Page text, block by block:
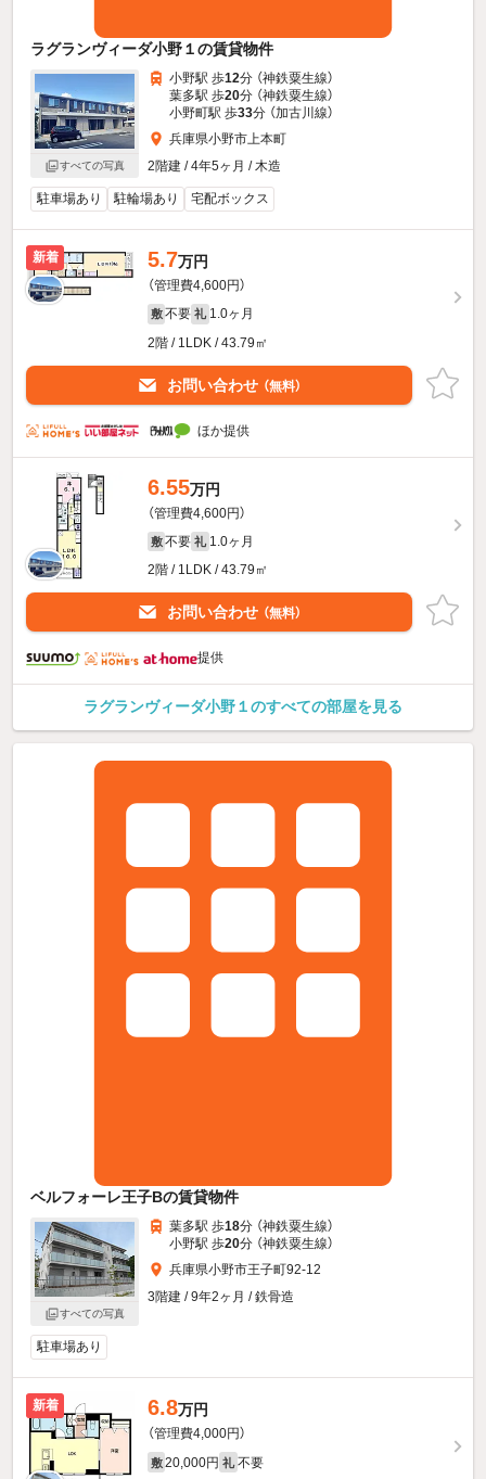
ラグランヴィーダ小野１の賃貸物件
すべての写真
小野駅 歩12分 （神鉄粟生線）
葉多駅 歩20分 （神鉄粟生線）
小野町駅 歩33分 （加古川線）
兵庫県小野市上本町
2階建 / 4年5ヶ月 / 木造
駐車場あり 駐輪場あり 宅配ボックス
新着 5.7万円
（管理費4,600円）
敷 不要 礼 1.0ヶ月
2階 / 1LDK / 43.79㎡
お問い合わせ （無料）
ほか提供
6.55万円
（管理費4,600円）
敷 不要 礼 1.0ヶ月
2階 / 1LDK / 43.79㎡
お問い合わせ （無料）
提供
ラグランヴィーダ小野１のすべての部屋を見る
ベルフォーレ王子Bの賃貸物件
すべての写真
葉多駅 歩18分 （神鉄粟生線）
小野駅 歩20分 （神鉄粟生線）
兵庫県小野市王子町92-12
3階建 / 9年2ヶ月 / 鉄骨造
駐車場あり
新着 6.8万円
（管理費4,000円）
敷 20,000円 礼 不要